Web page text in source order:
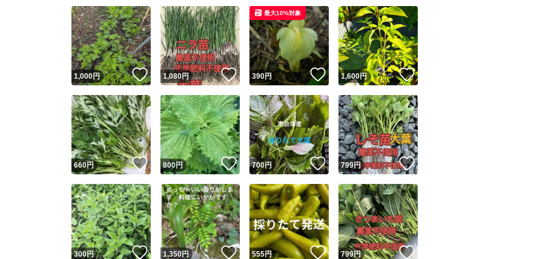
1,000円 いいね！
1,080円 いいね！
390円 いいね！
最大10%対象
1,600円 いいね！
660円 いいね！
800円 いいね！
700円 いいね！
799円 いいね！
300円 いいね！
1,350円 いいね！
555円 いいね！
799円